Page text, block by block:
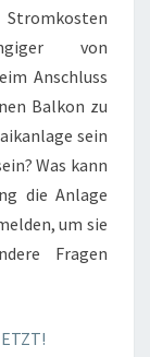
Stromkosten
von
Anschluss
Balkon zu
sein
Was kann
die Anlage
um sie
Fragen